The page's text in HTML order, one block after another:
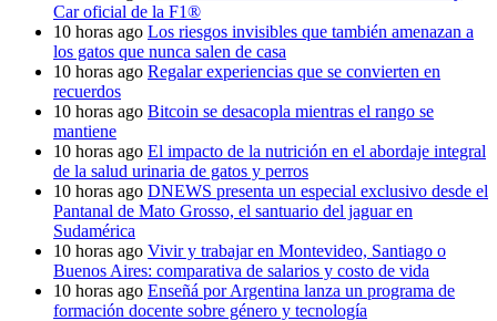
Car oficial de la F1®
10 horas ago Los riesgos invisibles que también amenazan a
los gatos que nunca salen de casa
10 horas ago Regalar experiencias que se convierten en
recuerdos
10 horas ago Bitcoin se desacopla mientras el rango se
mantiene
10 horas ago El impacto de la nutrición en el abordaje integral
de la salud urinaria de gatos y perros
10 horas ago DNEWS presenta un especial exclusivo desde el
Pantanal de Mato Grosso, el santuario del jaguar en
Sudamérica
10 horas ago Vivir y trabajar en Montevideo, Santiago o
Buenos Aires: comparativa de salarios y costo de vida
10 horas ago Enseñá por Argentina lanza un programa de
formación docente sobre género y tecnología